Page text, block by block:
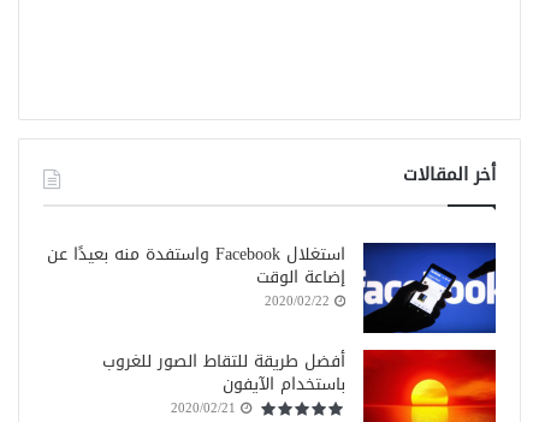
أخر المقالات
استغلال Facebook واستفدة منه بعيدًا عن
إضاعة الوقت
2020/02/22
أفضل طريقة للتقاط الصور للغروب
باستخدام الآيفون
2020/02/21